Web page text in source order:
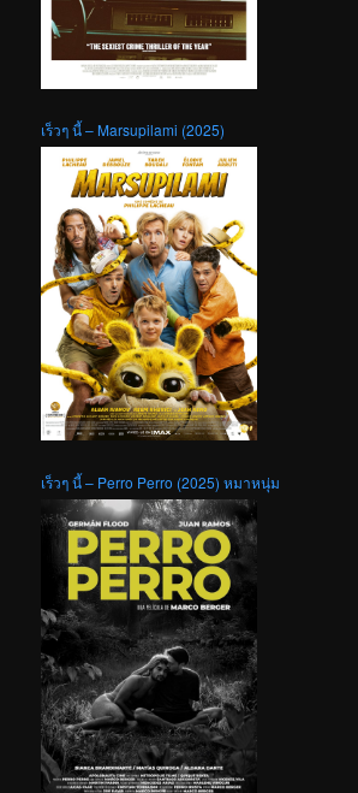
เร็วๆ นี้ – Marsupilami (2025)
เร็วๆ นี้ – Perro Perro (2025) หมาหนุ่ม